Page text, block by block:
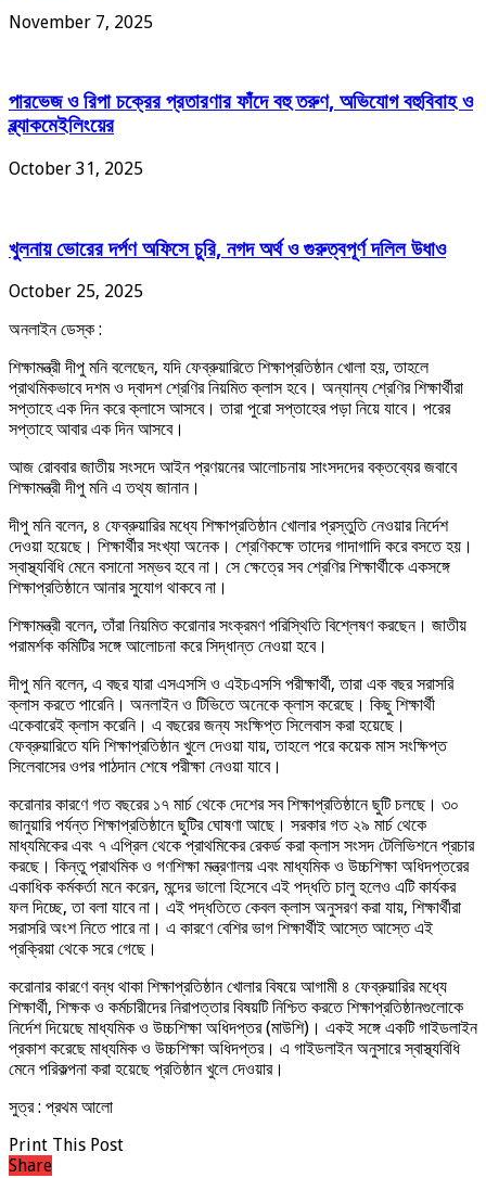
November 7, 2025
পারভেজ ও রিপা চক্রের প্রতারণার ফাঁদে বহু তরুণ, অভিযোগ বহুবিবাহ ও
ব্ল্যাকমেইলিংয়ের
October 31, 2025
খুলনায় ভোরের দর্পণ অফিসে চুরি, নগদ অর্থ ও গুরুত্বপূর্ণ দলিল উধাও
October 25, 2025
অনলাইন ডেস্ক :
শিক্ষামন্ত্রী দীপু মনি বলেছেন, যদি ফেব্রুয়ারিতে শিক্ষাপ্রতিষ্ঠান খোলা হয়, তাহলে
প্রাথমিকভাবে দশম ও দ্বাদশ শ্রেণির নিয়মিত ক্লাস হবে। অন্যান্য শ্রেণির শিক্ষার্থীরা
সপ্তাহে এক দিন করে ক্লাসে আসবে। তারা পুরো সপ্তাহের পড়া নিয়ে যাবে। পরের
সপ্তাহে আবার এক দিন আসবে।
আজ রোববার জাতীয় সংসদে আইন প্রণয়নের আলোচনায় সাংসদদের বক্তব্যের জবাবে
শিক্ষামন্ত্রী দীপু মনি এ তথ্য জানান।
দীপু মনি বলেন, ৪ ফেব্রুয়ারির মধ্যে শিক্ষাপ্রতিষ্ঠান খোলার প্রস্তুতি নেওয়ার নির্দেশ
দেওয়া হয়েছে। শিক্ষার্থীর সংখ্যা অনেক। শ্রেণিকক্ষে তাদের গাদাগাদি করে বসতে হয়।
স্বাস্থ্যবিধি মেনে বসানো সম্ভব হবে না। সে ক্ষেত্রে সব শ্রেণির শিক্ষার্থীকে একসঙ্গে
শিক্ষাপ্রতিষ্ঠানে আনার সুযোগ থাকবে না।
শিক্ষামন্ত্রী বলেন, তাঁরা নিয়মিত করোনার সংক্রমণ পরিস্থিতি বিশ্লেষণ করছেন। জাতীয়
পরামর্শক কমিটির সঙ্গে আলোচনা করে সিদ্ধান্ত নেওয়া হবে।
দীপু মনি বলেন, এ বছর যারা এসএসসি ও এইচএসসি পরীক্ষার্থী, তারা এক বছর সরাসরি
ক্লাস করতে পারেনি। অনলাইন ও টিভিতে অনেকে ক্লাস করেছে। কিছু শিক্ষার্থী
একেবারেই ক্লাস করেনি। এ বছরের জন্য সংক্ষিপ্ত সিলেবাস করা হয়েছে।
ফেব্রুয়ারিতে যদি শিক্ষাপ্রতিষ্ঠান খুলে দেওয়া যায়, তাহলে পরে কয়েক মাস সংক্ষিপ্ত
সিলেবাসের ওপর পাঠদান শেষে পরীক্ষা নেওয়া যাবে।
করোনার কারণে গত বছরের ১৭ মার্চ থেকে দেশের সব শিক্ষাপ্রতিষ্ঠানে ছুটি চলছে। ৩০
জানুয়ারি পর্যন্ত শিক্ষাপ্রতিষ্ঠানে ছুটির ঘোষণা আছে। সরকার গত ২৯ মার্চ থেকে
মাধ্যমিকের এবং ৭ এপ্রিল থেকে প্রাথমিকের রেকর্ড করা ক্লাস সংসদ টেলিভিশনে প্রচার
করছে। কিন্তু প্রাথমিক ও গণশিক্ষা মন্ত্রণালয় এবং মাধ্যমিক ও উচ্চশিক্ষা অধিদপ্তরের
একাধিক কর্মকর্তা মনে করেন, মন্দের ভালো হিসেবে এই পদ্ধতি চালু হলেও এটি কার্যকর
ফল দিচ্ছে, তা বলা যাবে না। এই পদ্ধতিতে কেবল ক্লাস অনুসরণ করা যায়, শিক্ষার্থীরা
সরাসরি অংশ নিতে পারে না। এ কারণে বেশির ভাগ শিক্ষার্থীই আস্তে আস্তে এই
প্রক্রিয়া থেকে সরে গেছে।
করোনার কারণে বন্ধ থাকা শিক্ষাপ্রতিষ্ঠান খোলার বিষয়ে আগামী ৪ ফেব্রুয়ারির মধ্যে
শিক্ষার্থী, শিক্ষক ও কর্মচারীদের নিরাপত্তার বিষয়টি নিশ্চিত করতে শিক্ষাপ্রতিষ্ঠানগুলোকে
নির্দেশ দিয়েছে মাধ্যমিক ও উচ্চশিক্ষা অধিদপ্তর (মাউশি)। একই সঙ্গে একটি গাইডলাইন
প্রকাশ করেছে মাধ্যমিক ও উচ্চশিক্ষা অধিদপ্তর। এ গাইডলাইন অনুসারে স্বাস্থ্যবিধি
মেনে পরিকল্পনা করা হয়েছে প্রতিষ্ঠান খুলে দেওয়ার।
সুত্র : প্রথম আলো
Print This Post
Share